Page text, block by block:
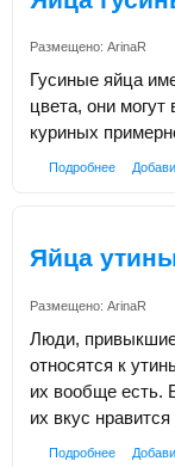
Размещено: ArinaR
Гусиные яйца
цвета, они
куриных
Подробнее
Яйца
Размещено: ArinaR
Люди,
относятся к
их вообще есть.
их вкус
Подробнее